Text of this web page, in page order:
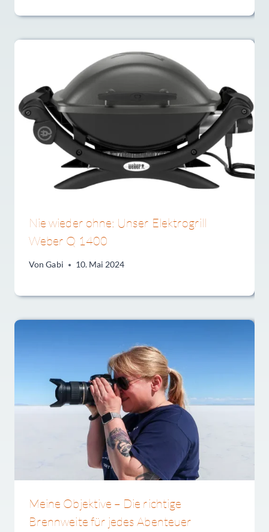
Nie wieder ohne: Unser Elektrogrill
Weber Q 1400
Von Gabi 10. Mai 2024
Meine Objektive – Die richtige
Brennweite für jedes Abenteuer